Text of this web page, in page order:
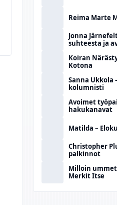
Reima Marte
Jonna
suhteesta ja
Koiran
Kotona
Sanna
kolumnisti
Avoimet
hakukanavat
Matilda –
Christopher
palkinnot
Milloin
Merkit Itse